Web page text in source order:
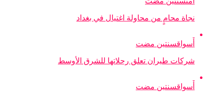
نجاة محامٍ من محاولة اغتيال في بغداد
أسواقسنتين مضت
شركات طيران تعلق رحلاتها للشرق الأوسط
أسواقسنتين مضت